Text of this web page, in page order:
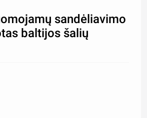
sandėliavimo
baltijos šalių